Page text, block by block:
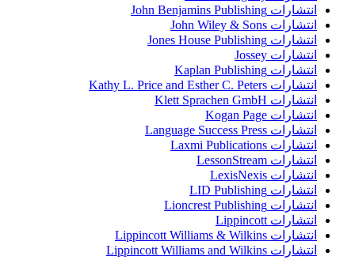
انتشارات John Benjamins Publishing
انتشارات John Wiley & Sons
انتشارات Jones House Publishing
انتشارات Jossey
انتشارات Kaplan Publishing
انتشارات Kathy L. Price and Esther C. Peters
انتشارات Klett Sprachen GmbH
انتشارات Kogan Page
انتشارات Language Success Press
انتشارات Laxmi Publications
انتشارات LessonStream
انتشارات LexisNexis
انتشارات LID Publishing
انتشارات Lioncrest Publishing
انتشارات Lippincott
انتشارات Lippincott Williams & Wilkins
انتشارات Lippincott Williams and Wilkins